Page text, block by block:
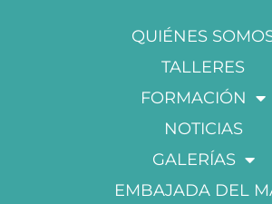
QUIÉNES
TALLERES
FORMACIÓN
NOTICIAS
GALERÍAS
EMBAJADA DEL